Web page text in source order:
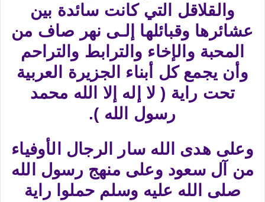
والقلاقل التي كانت سائدة بين
عشائرها وقبائلها إلـى نهر صاف من
المحبة والإخاء والترابط والتراحم
وأن يجمع كل أبناء الجزيرة العربية
تحت راية ( لا إله إلا الله محمد
رسول الله ).
وعلى هدى الله سار الرجال الأوفياء
من آل سعود وعلى منهج رسول الله
صلى الله عليه وسلم حملوا راية